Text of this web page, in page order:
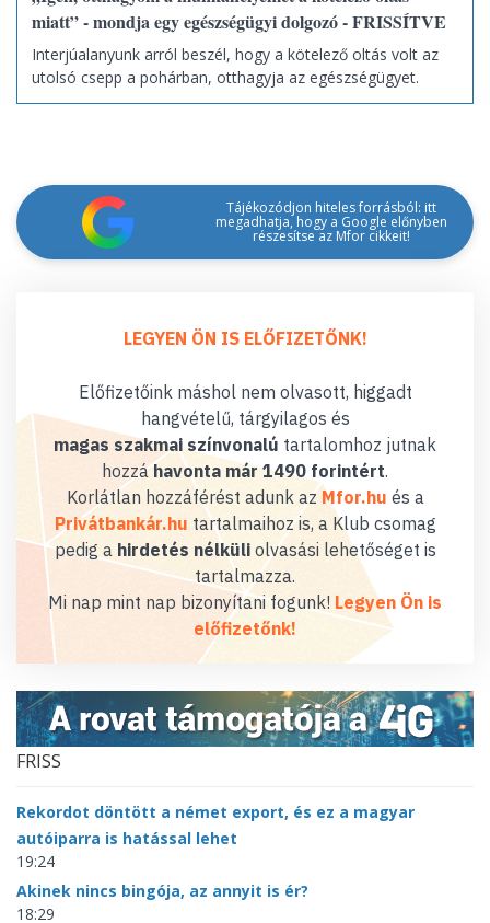
miatt” - mondja egy egészségügyi dolgozó - FRISSÍTVE
Interjúalanyunk arról beszél, hogy a kötelező oltás volt az
utolsó csepp a pohárban, otthagyja az egészségügyet.
Tájékozódjon hiteles forrásból: itt
megadhatja, hogy a Google előnyben
részesítse az Mfor cikkeit!
LEGYEN ÖN IS ELŐFIZETŐNK!
Előfizetőink máshol nem olvasott, higgadt
hangvételű, tárgyilagos és
magas szakmai színvonalú tartalomhoz jutnak
hozzáhavonta már 1490 forintért.
Korlátlan hozzáférést adunk az Mfor.hu és a
Privátbankár.hu tartalmaihoz is, a Klub csomag
pedig a hirdetés nélküliolvasási lehetőséget is
tartalmazza.
Mi nap mint nap bizonyítani fogunk! Legyen Ön is
előfizetőnk!
FRISS
Rekordot döntött a német export, és ez a magyar
autóiparra is hatással lehet
19:24
Akinek nincs bingója, az annyit is ér?
18:29